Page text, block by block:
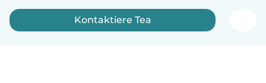
Kontaktiere Tea